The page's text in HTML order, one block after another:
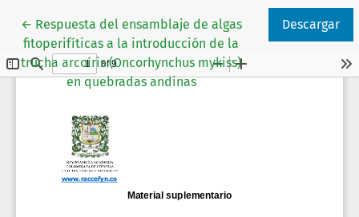
← Volver a los detalles del artículo
Respuesta del ensamblaje de algas
fitoperifíticas a la introducción de la
trucha arcoíris (Oncorhynchus mykiss)
en quebradas andinas
Descargar